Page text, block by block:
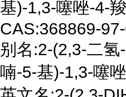
基)-1,3-噻唑-4-
CAS:368869-
别名:2-(2,3-二氢
喃-5-基)-1,3-噻